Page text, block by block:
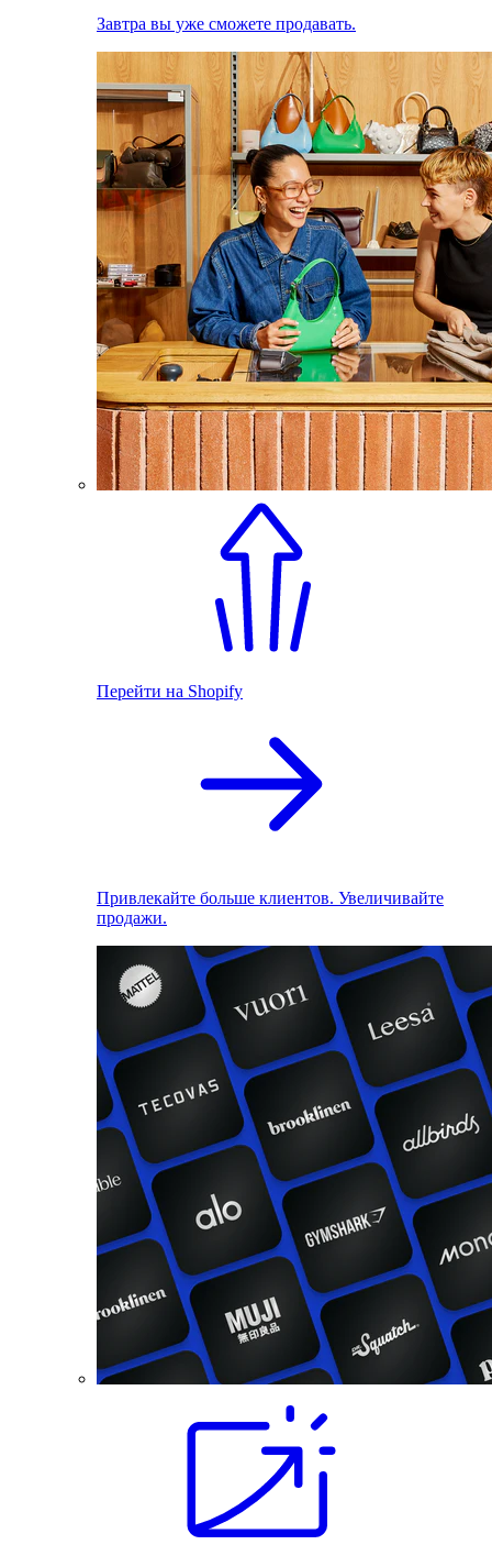
Завтра вы уже сможете продавать.
Перейти на Shopify
Привлекайте больше клиентов. Увеличивайте
продажи.